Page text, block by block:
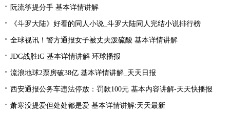
阮流筝提分手 基本详情讲解
《斗罗大陆》好看的同人小说_斗罗大陆同人完结小说排行榜
全球视讯！警方通报女子被丈夫泼硫酸 基本详情讲解
JDG战胜iG 基本详情讲解 环球播报
流浪地球2票房破38亿 基本详情讲解_天天日报
西安通报公务车违法停放：罚款100元 基本内容讲解-天天快播报
萧寒没提爱但处处都是爱 基本详情讲解:天天最新